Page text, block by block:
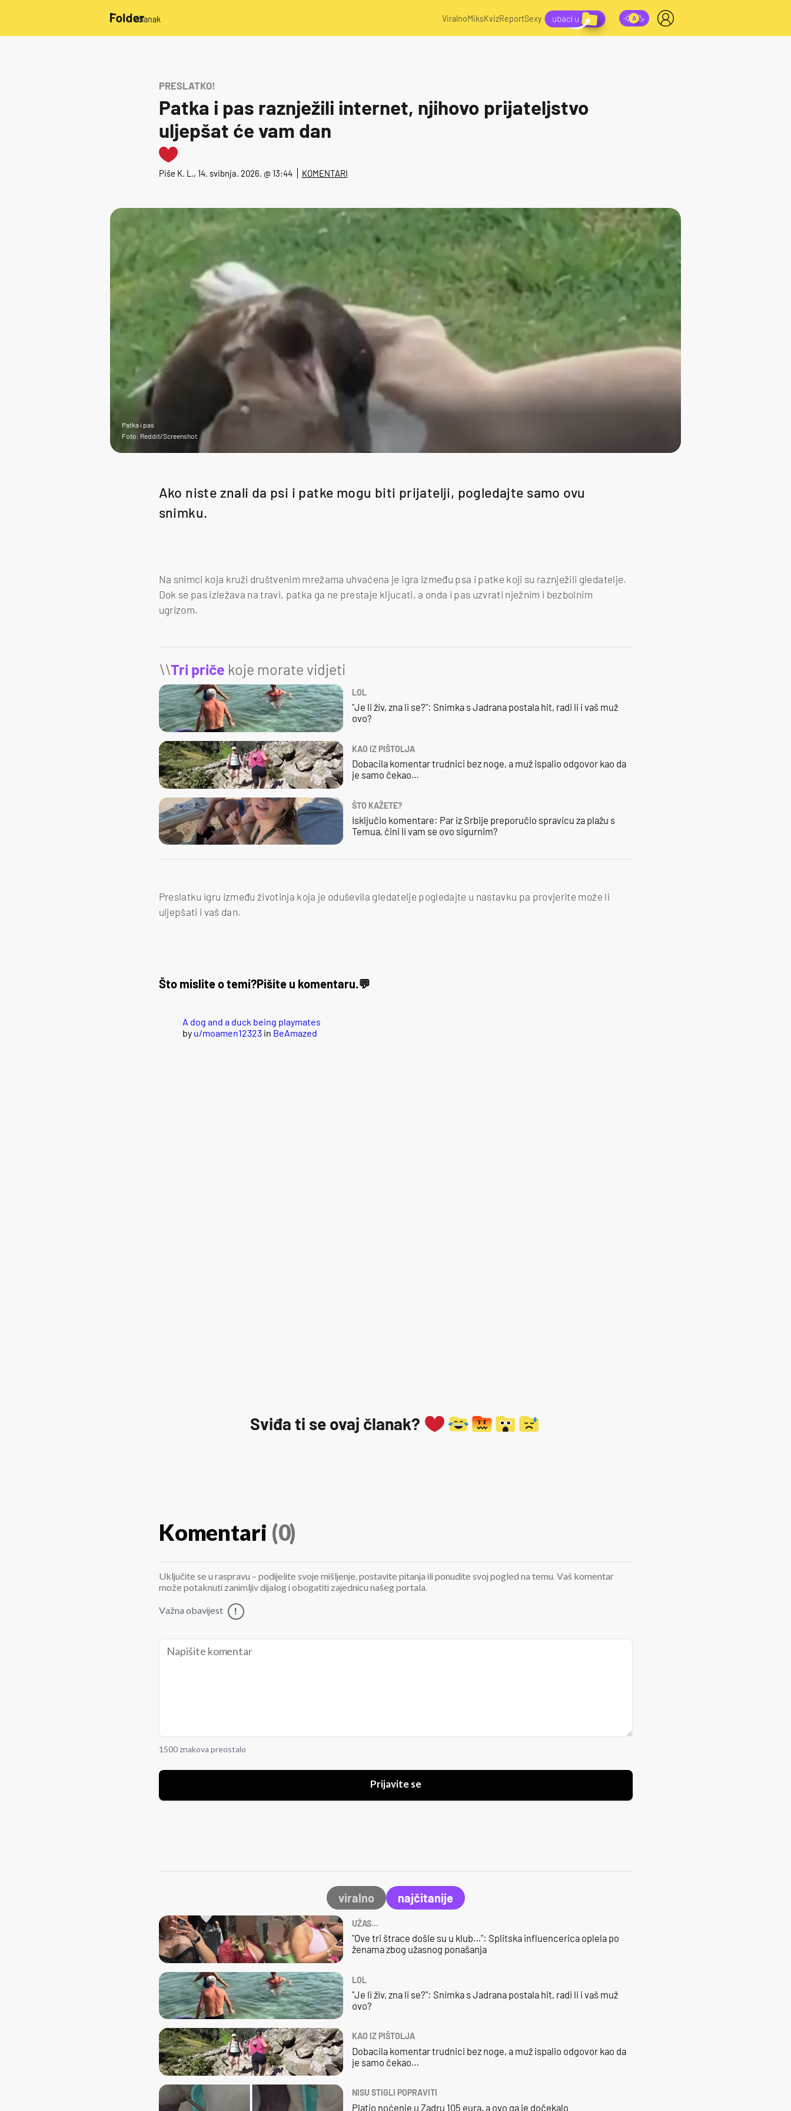
/članak ViralnoMiksKvizReportSexy
PRESLATKO!
Patka i pas raznježili internet, njihovo prijateljstvo
uljepšat će vam dan
Piše K. L., 14. svibnja. 2026. @ 13:44 KOMENTARI
Patka i pas
Foto: Reddit/Screenshot
Ako niste znali da psi i patke mogu biti prijatelji, pogledajte samo ovu
snimku.
Na snimci koja kruži društvenim mrežama uhvaćena je igra između psa i patke koji su raznježili gledatelje.
Dok se pas izležava na travi, patka ga ne prestaje kljucati, a onda i pas uzvrati nježnim i bezbolnim
ugrizom.
\\Tri priče koje morate vidjeti
LOL
"Je li živ, zna li se?": Snimka s Jadrana postala hit, radi li i vaš muž
ovo?
KAO IZ PIŠTOLJA
Dobacila komentar trudnici bez noge, a muž ispalio odgovor kao da
je samo čekao…
ŠTO KAŽETE?
Isključio komentare: Par iz Srbije preporučio spravicu za plažu s
Temua, čini li vam se ovo sigurnim?
Preslatku igru između životinja koja je oduševila gledatelje pogledajte u nastavku pa provjerite može li
uljepšati i vaš dan.
Što mislite o temi?Pišite u komentaru.
A dog and a duck being playmates
by u/moamen12323in BeAmazed
Sviđa ti se ovaj članak?
Komentari (0)
Uključite se u raspravu – podijelite svoje mišljenje, postavite pitanja ili ponudite svoj pogled na temu. Vaš komentar
može potaknuti zanimljiv dijalog i obogatiti zajednicu našeg portala.
Važna obavijest !
1500 znakova preostalo
Prijavite se
viralno najčitanije
UŽAS…
"Ove tri štrace došle su u klub…": Splitska influencerica oplela po
ženama zbog užasnog ponašanja
LOL
"Je li živ, zna li se?": Snimka s Jadrana postala hit, radi li i vaš muž
ovo?
KAO IZ PIŠTOLJA
Dobacila komentar trudnici bez noge, a muž ispalio odgovor kao da
je samo čekao…
NISU STIGLI POPRAVITI
Platio noćenje u Zadru 105 eura, a ovo ga je dočekalo